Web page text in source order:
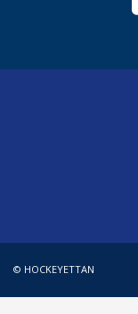
© HOCKEYETTAN